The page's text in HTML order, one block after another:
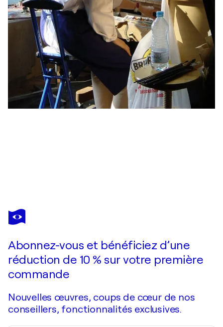
FLORENCE DIAS-LOOTEN
Marché chinois
Abonnez-vous et bénéficiez d’une
réduction de 10 % sur votre première
commande
Nouvelles œuvres, coups de cœur de nos
conseillers, fonctionnalités exclusives.